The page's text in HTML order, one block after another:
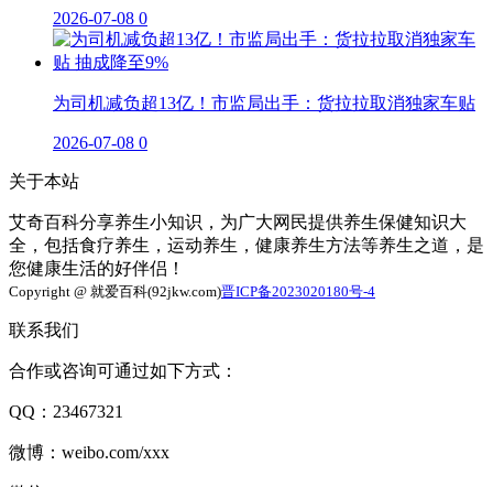
2026-07-08 0
为司机减负超13亿！市监局出手：货拉拉取消独家车贴
2026-07-08 0
关于本站
艾奇百科分享养生小知识，为广大网民提供养生保健知识大
全，包括食疗养生，运动养生，健康养生方法等养生之道，是
您健康生活的好伴侣！
Copyright @ 就爱百科(92jkw.com)晋ICP备2023020180号-4
联系我们
合作或咨询可通过如下方式：
QQ：23467321
微博：weibo.com/xxx